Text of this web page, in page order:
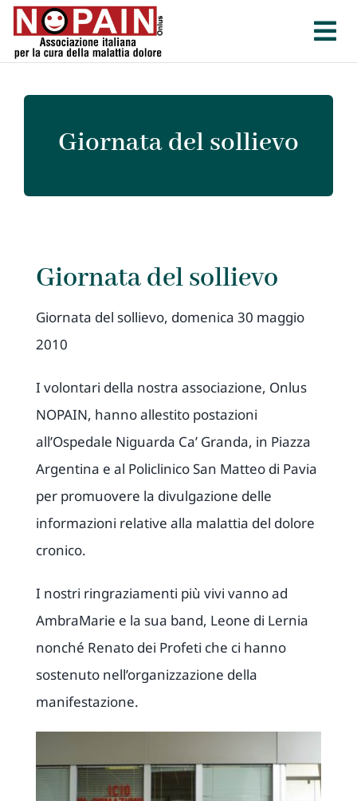
Salta
contenuto
Giornata del sollievo
Giornata del sollievo
Giornata del sollievo, domenica 30 maggio
2010
I volontari della nostra associazione, Onlus
NOPAIN, hanno allestito postazioni
all’Ospedale Niguarda Ca’ Granda, in Piazza
Argentina e al Policlinico San Matteo di Pavia
per promuovere la divulgazione delle
informazioni relative alla malattia del dolore
cronico.
I nostri ringraziamenti più vivi vanno ad
AmbraMarie e la sua band, Leone di Lernia
nonché Renato dei Profeti che ci hanno
sostenuto nell’organizzazione della
manifestazione.